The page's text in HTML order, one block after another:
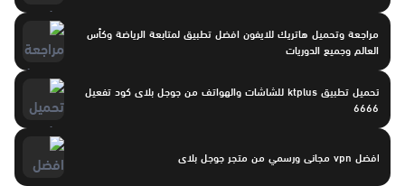
مراجعة وتحميل هاتريك للايفون افضل تطبيق لمتابعة الرياضة وكأس
العالم وجميع الدوريات
تحميل تطبيق ktplus للشاشات والهواتف من جوجل بلاى كود تفعيل
6666
افضل vpn مجانى ورسمي من متجر جوجل بلاى